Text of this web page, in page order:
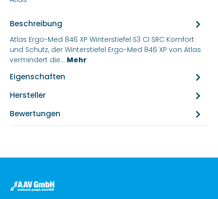
Beschreibung
Atlas Ergo-Med 846 XP Winterstiefel S3 CI SRC Komfort
und Schutz, der Winterstiefel Ergo-Med 846 XP von Atlas
vermindert die… Mehr
Eigenschaften
Hersteller
Bewertungen